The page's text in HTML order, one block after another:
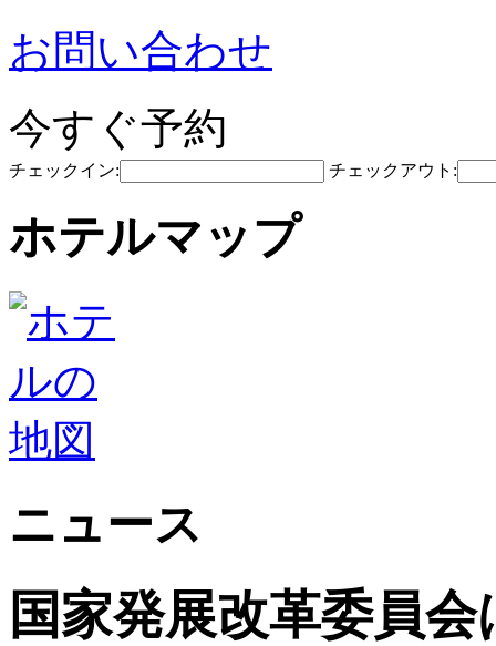
お問い合わせ
今すぐ予約
チェックイン: チェックアウト:
ホテルマップ
ニュース
国家発展改革委員